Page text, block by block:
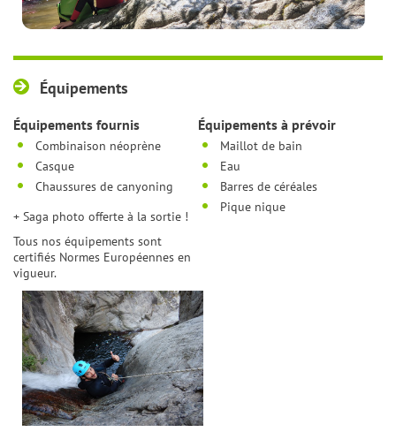
Équipements
Équipements fournis
Combinaison néoprène
Casque
Chaussures de canyoning
+ Saga photo offerte à la sortie !
Tous nos équipements sont
certifiés Normes Européennes en
vigueur.
Équipements à prévoir
Maillot de bain
Eau
Barres de céréales
Pique nique